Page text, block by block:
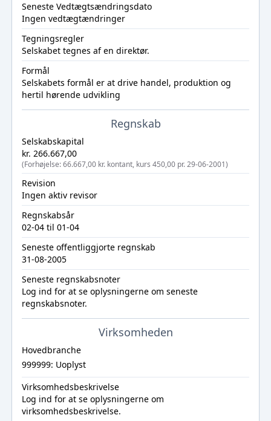
Seneste Vedtægtsændringsdato
Ingen vedtægtændringer
Tegningsregler
Selskabet tegnes af en direktør.
Formål
Selskabets formål er at drive handel, produktion og
hertil hørende udvikling
Regnskab
Selskabskapital
kr. 266.667,00
(Forhøjelse: 66.667,00 kr. kontant, kurs 450,00 pr. 29-06-2001)
Revision
Ingen aktiv revisor
Regnskabsår
02-04 til 01-04
Seneste offentliggjorte regnskab
31-08-2005
Seneste regnskabsnoter
Log ind for at se oplysningerne om seneste
regnskabsnoter.
Virksomheden
Hovedbranche
999999: Uoplyst
Virksomhedsbeskrivelse
Log ind for at se oplysningerne om
virksomhedsbeskrivelse.